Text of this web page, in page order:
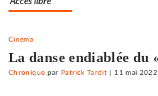
Cinéma
La danse endiablée du
Chronique par Patrick Tardit 11 mai 2022